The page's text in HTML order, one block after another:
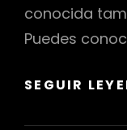
conocida
Puedes
SEGUIR